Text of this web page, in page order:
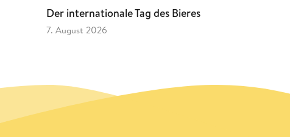
Der internationale Tag des Bieres
7. August 2026